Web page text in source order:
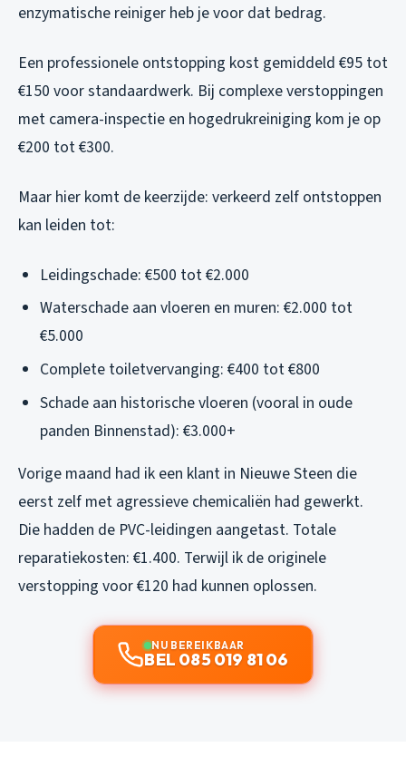
enzymatische reiniger heb je voor dat bedrag.
Een professionele ontstopping kost gemiddeld €95 tot
€150 voor standaardwerk. Bij complexe verstoppingen
met camera-inspectie en hogedrukreiniging kom je op
€200 tot €300.
Maar hier komt de keerzijde: verkeerd zelf ontstoppen
kan leiden tot:
Leidingschade: €500 tot €2.000
Waterschade aan vloeren en muren: €2.000 tot
€5.000
Complete toiletvervanging: €400 tot €800
Schade aan historische vloeren (vooral in oude
panden Binnenstad): €3.000+
Vorige maand had ik een klant in Nieuwe Steen die
eerst zelf met agressieve chemicaliën had gewerkt.
Die hadden de PVC-leidingen aangetast. Totale
reparatiekosten: €1.400. Terwijl ik de originele
verstopping voor €120 had kunnen oplossen.
NU BEREIKBAAR
BEL 085 019 81 06